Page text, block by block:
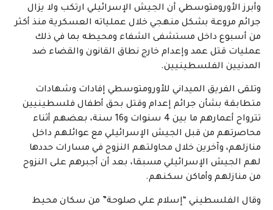
وأبرز الأورومتوسطي أن الجيش الإسرائيلي ارتكب ولا يزال
جرائم مروعة بشكل منهجي خلال عملياته العسكرية منذ أكثر
من أسبوع داخل مستشفى الشفاء ومحيطه بما في ذلك
عمليات قتل عمد وإعدام خارج نطاق القانون والقضاء ضد
المدنيين الفلسطينيين.
وتلقى الفريق الميداني للأورومتوسطي إفادات وشهادات
متطابقة بشأن جرائم إعدام وقتل بحق أطفال فلسطينيين
تترواح أعمارهم ما بين 4 سنوات و16 سنة، بعضهم أثناء
محاصرتهم من قبل الجيش الإسرائيلي مع عوائلهم داخل
منازلهم، وآخرين خلال محاولتهم النزوح في مسارات حددها
لهم الجيش الإسرائيلي مسبقا، بعد أن أجبرهم على النزوح
من منازلهم وأماكن سكنهم.
وقال الفلسطيني “إسلام علي صلوحة” من سكان محيط